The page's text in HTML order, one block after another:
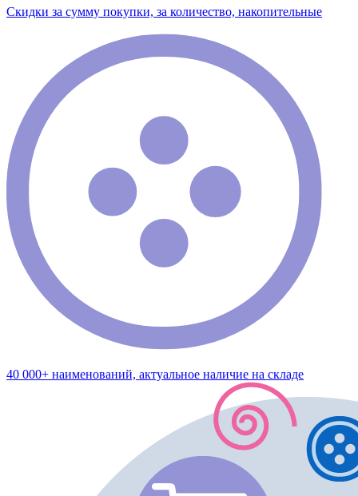
Скидки за сумму покупки, за количество, накопительные
40 000+ наименований, актуальное наличие на складе